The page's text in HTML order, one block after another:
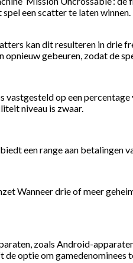
een scatter te laten winnen.
kan dit resulteren in drie
opnieuw gebeuren, zodat de
vastgesteld op een
niveau is zwaar.
een range aan betalingen
Wanneer drie of meer
zoals Android-
optie om gamedenominees